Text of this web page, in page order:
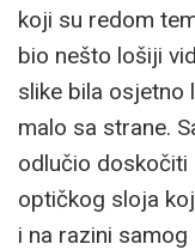
koji su redom
bio nešto lošiji
slike bila osjetno
malo sa strane.
odlučio
optičkog sloja
i na razini